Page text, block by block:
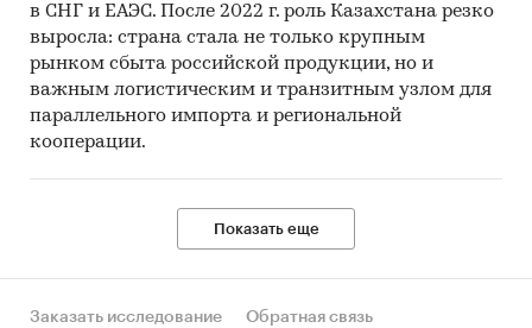
в СНГ и ЕАЭС. После 2022 г. роль Казахстана резко
выросла: страна стала не только крупным
рынком сбыта российской продукции, но и
важным логистическим и транзитным узлом для
параллельного импорта и региональной
кооперации.
Показать еще
Заказать исследование Обратная связь